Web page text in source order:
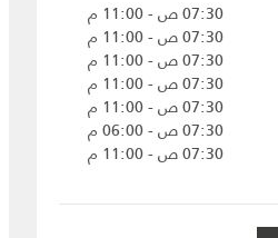
07:30 ص - 11:00 م
07:30 ص - 11:00 م
07:30 ص - 11:00 م
07:30 ص - 11:00 م
07:30 ص - 11:00 م
07:30 ص - 06:00 م
07:30 ص - 11:00 م